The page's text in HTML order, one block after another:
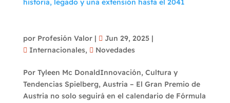
por Profesión Valor| Jun 29, 2025|
Internacionales, Novedades
Por Tyleen Mc DonaldInnovación, Cultura y
Tendencias Spielberg, Austria – El Gran Premio de
Austria no solo seguirá en el calendario de Fórmula